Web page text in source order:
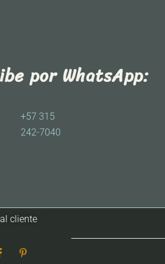
por WhatsApp:
+57 315
242-7040
cliente